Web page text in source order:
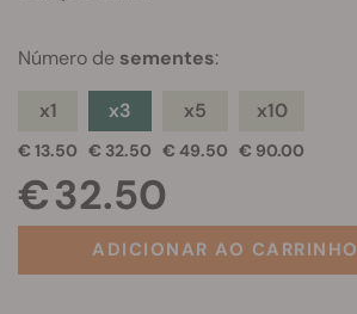
Número de sementes:
x1
€ 13.50
x3
€ 32.50
x5
€ 49.50
x10
€ 90.00
€ 32.50
ADICIONAR AO CARRINHO